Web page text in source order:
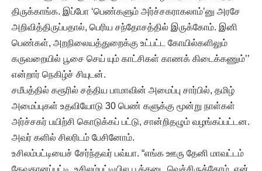
திருக்காங்க. இப்போ ‘பெண்களும் அர்ச்சகராகலாம்’னு அரசே
அறிவித்திருப்பதால், பெரிய சந்தோசத்தில் இருக்கோம். இனி
பெண்கள், அறநிலையத்துறைக்கு உட்பட்ட கோயில்களிலும்
கருவறையில் பூசை செய் யும் காட்சிகள் காணக் கிடைக்கணும்’’
என்றார் நெகிழ்ச் சியுடன்.
சமீபத்தில் கரூரில் சத்திய பாமாவின் அமைப்பு சார்பில், தமிழ்
அமைப்புகள் உதவியோடு 30 பெண் களுக்கு மூன்று நாள்கள்
அர்ச்சகர் பயிற்சி கொடுக்கப் பட்டு, சான்றிதழும் வழங்கப்பட்டன.
அவர் களில் சிலரிடம் பேசினோம்.
உசிலம்பட்டியைச் சேர்ந்தவர் பவ்யா. “எங்க ஊரு தேனி மாவட்டம்